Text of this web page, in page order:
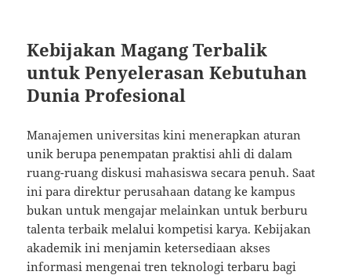
Kebijakan Magang Terbalik
untuk Penyelerasan Kebutuhan
Dunia Profesional
Manajemen universitas kini menerapkan aturan
unik berupa penempatan praktisi ahli di dalam
ruang-ruang diskusi mahasiswa secara penuh. Saat
ini para direktur perusahaan datang ke kampus
bukan untuk mengajar melainkan untuk berburu
talenta terbaik melalui kompetisi karya. Kebijakan
akademik ini menjamin ketersediaan akses
informasi mengenai tren teknologi terbaru bagi